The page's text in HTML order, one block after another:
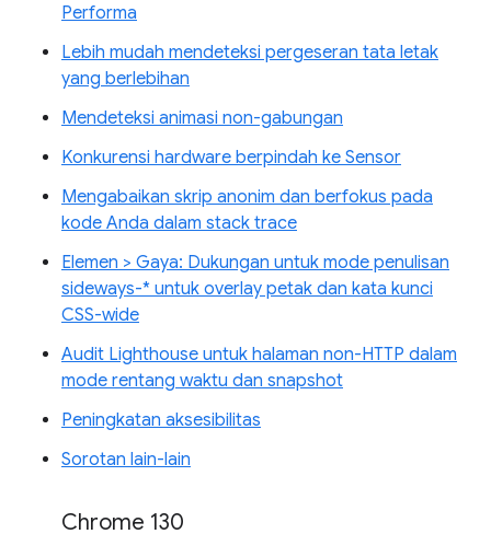
Performa
Lebih mudah mendeteksi pergeseran tata letak
yang berlebihan
Mendeteksi animasi non-gabungan
Konkurensi hardware berpindah ke Sensor
Mengabaikan skrip anonim dan berfokus pada
kode Anda dalam stack trace
Elemen > Gaya: Dukungan untuk mode penulisan
sideways-* untuk overlay petak dan kata kunci
CSS-wide
Audit Lighthouse untuk halaman non-HTTP dalam
mode rentang waktu dan snapshot
Peningkatan aksesibilitas
Sorotan lain-lain
Chrome 130